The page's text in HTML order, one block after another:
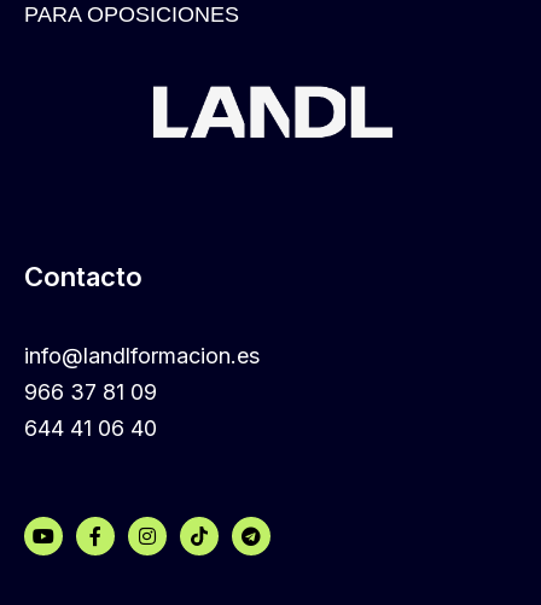
PARA OPOSICIONES
Contacto
info@landlformacion.es
966 37 81 09
644 41 06 40